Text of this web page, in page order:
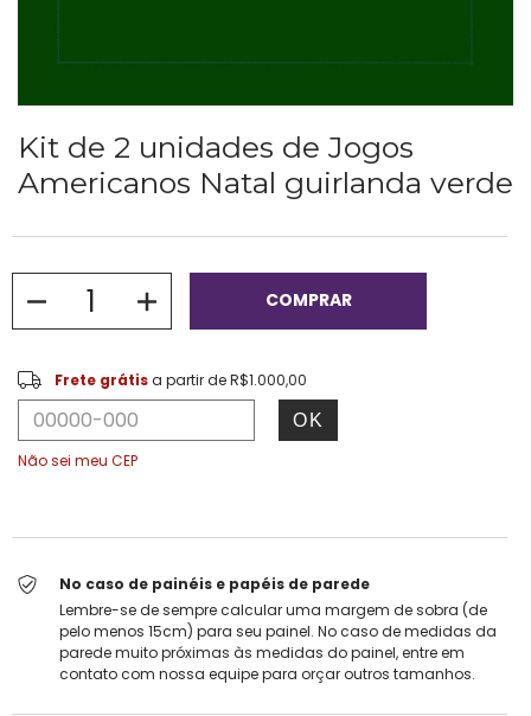
Kit de 2 unidades de Jogos
Americanos Natal guirlanda verde
Frete grátis R$1.000,00
Frete grátisa partir deR$1.000,00
OK
Não sei meu CEP
No caso de painéis e papéis de parede
Lembre-se de sempre calcular uma margem de sobra (de
pelo menos 15cm) para seu painel. No caso de medidas da
parede muito próximas às medidas do painel, entre em
contato com nossa equipe para orçar outros tamanhos.